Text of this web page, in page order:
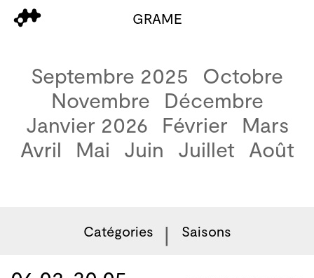
GRAME
Septembre 2025
Octobre
Novembre
Décembre
Janvier 2026
Février
Mars
Avril
Mai Juin Juillet Août
Catégories Saisons